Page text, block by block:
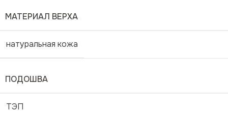
МАТЕРИАЛ ВЕРХА
натуральная кожа
ПОДОШВА
ТЭП